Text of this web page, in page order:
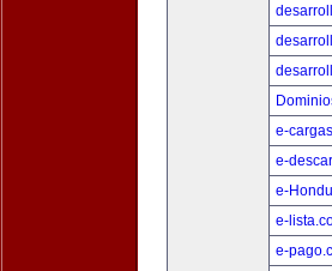
e-
e-
e-
e-
e-